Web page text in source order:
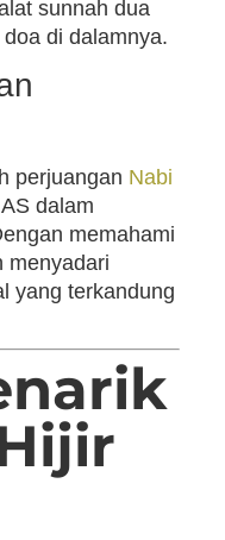
sunnah dua
di dalamnya.
perjuangan Nabi
dalam
memahami
menyadari
yang terkandung